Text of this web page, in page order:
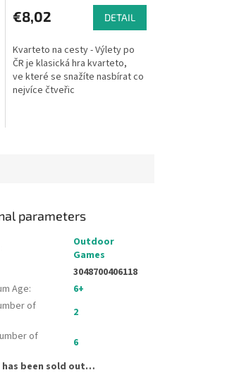
€8,02 DETAIL
Kvarteto na cesty - Výlety po
ČR je klasická hra kvarteto,
ve které se snažíte nasbírat co
nejvíce čtveřic
parameters
Outdoor
Games
3048700406118
Age:
6+
of
2
of
6
has been sold out…